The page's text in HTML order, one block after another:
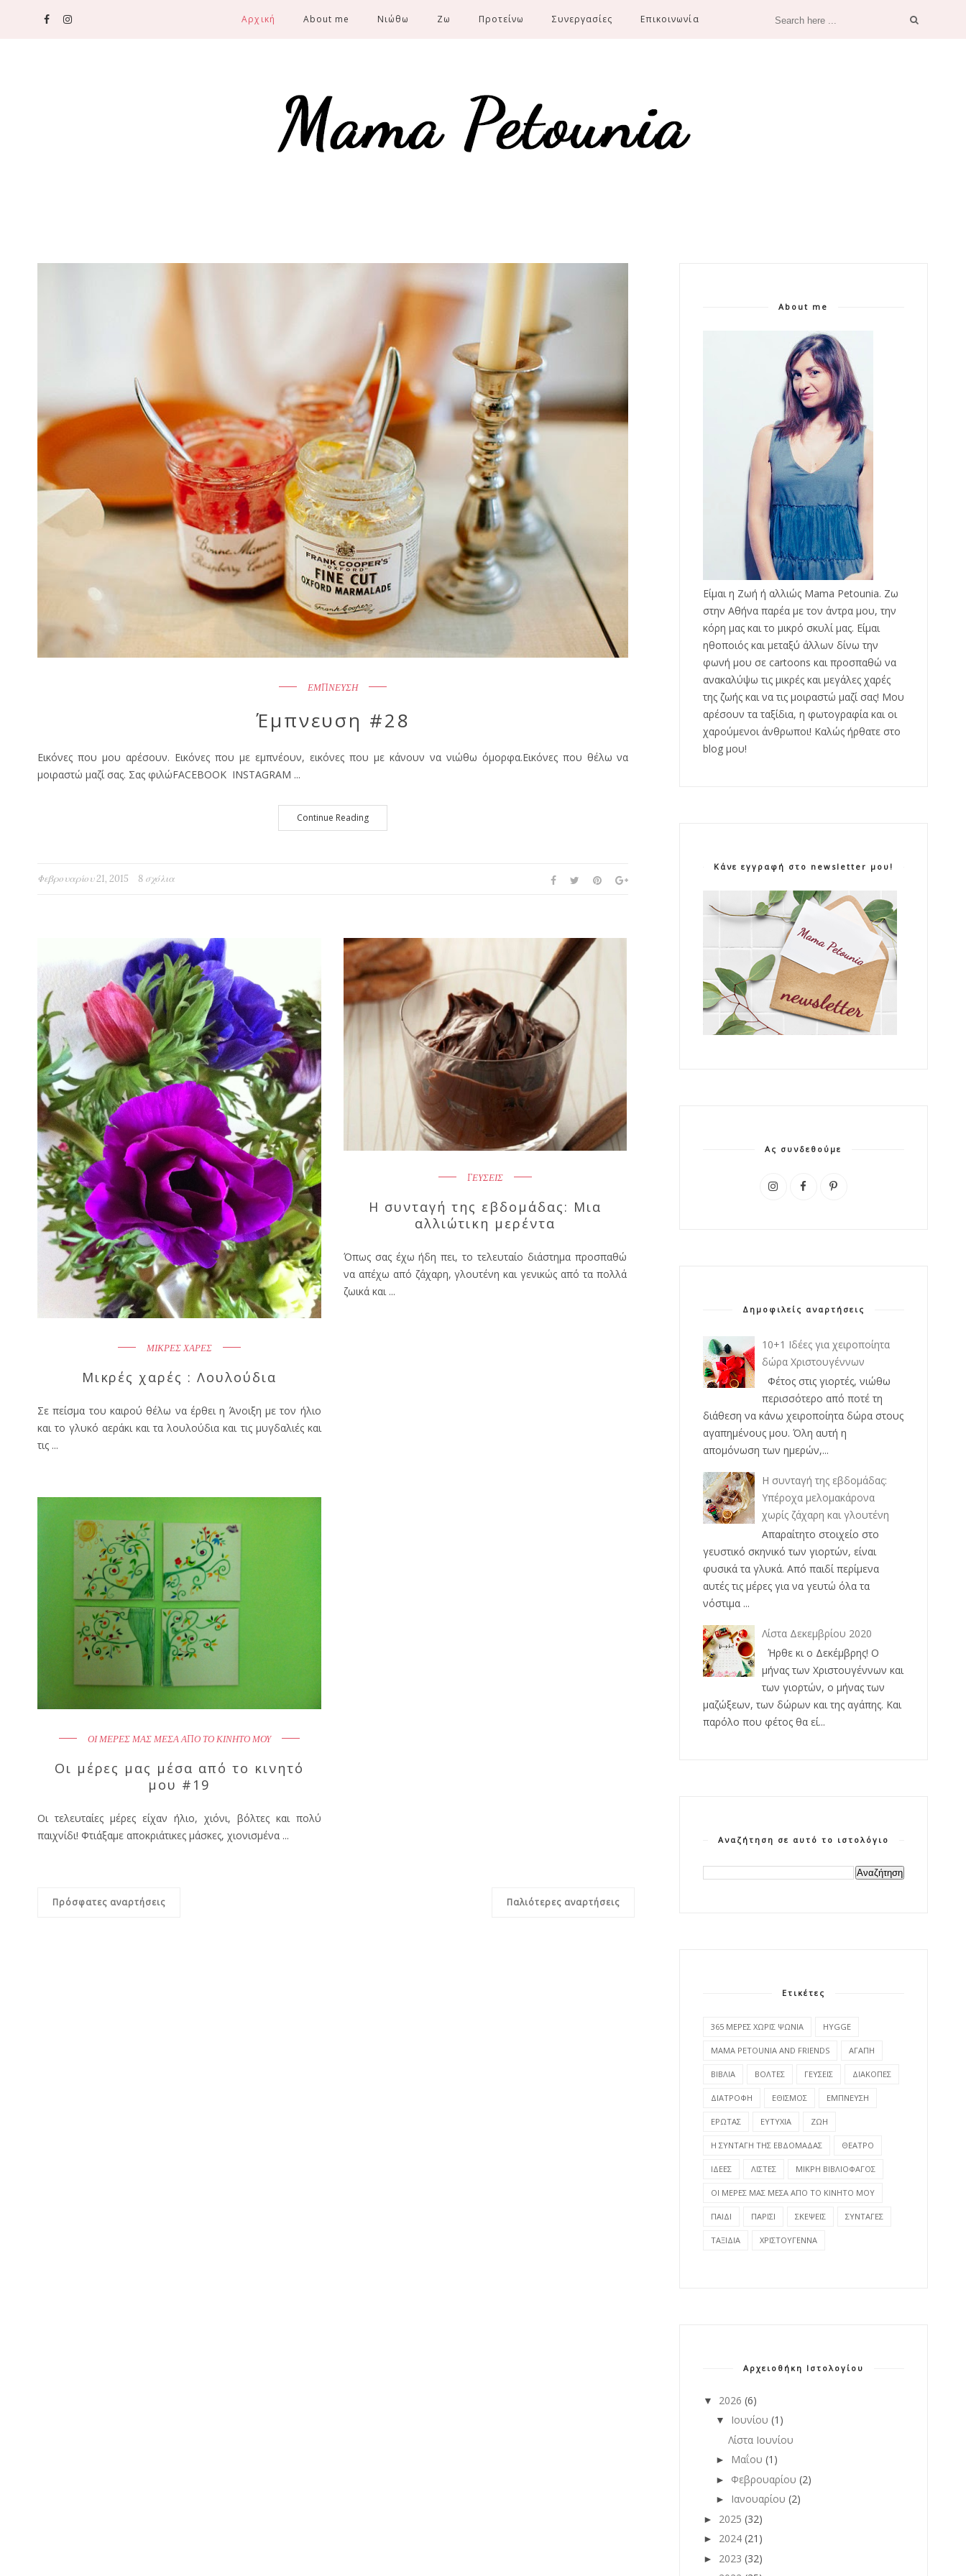
Αρχική About me Νιώθω Ζω Προτείνω Συνεργασίες Επικοινωνία
ΕΜΠΝΕΥΣΗ
Έμπνευση #28
Εικόνες που μου αρέσουν. Εικόνες που με εμπνέουν, εικόνες που με κάνουν να νιώθω όμορφα.Εικόνες που θέλω να
μοιραστώ μαζί σας. Σας φιλώFACEBOOK INSTAGRAM ...
Continue Reading
Φεβρουαρίου 21, 2015 8 σχόλια
ΜΙΚΡΕΣ ΧΑΡΕΣ
Μικρές χαρές : Λουλούδια
Σε πείσμα του καιρού θέλω να έρθει η Άνοιξη με τον ήλιο
και το γλυκό αεράκι και τα λουλούδια και τις μυγδαλιές και
τις ...
ΓΕΥΣΕΙΣ
Η συνταγή της εβδομάδας: Μια
αλλιώτικη μερέντα
Όπως σας έχω ήδη πει, το τελευταίο διάστημα προσπαθώ
να απέχω από ζάχαρη, γλουτένη και γενικώς από τα πολλά
ζωικά και ...
ΟΙ ΜΕΡΕΣ ΜΑΣ ΜΕΣΑ ΑΠΟ ΤΟ ΚΙΝΗΤΟ ΜΟΥ
Οι μέρες μας μέσα από το κινητό
μου #19
Οι τελευταίες μέρες είχαν ήλιο, χιόνι, βόλτες και πολύ
παιχνίδι! Φτιάξαμε αποκριάτικες μάσκες, χιονισμένα ...
Πρόσφατες αναρτήσεις Παλιότερες αναρτήσεις
About me
Είμαι η Ζωή ή αλλιώς Mama Petounia. Ζω
στην Αθήνα παρέα με τον άντρα μου, την
κόρη μας και το μικρό σκυλί μας. Είμαι
ηθοποιός και μεταξύ άλλων δίνω την
φωνή μου σε cartoons και προσπαθώ να
ανακαλύψω τις μικρές και μεγάλες χαρές
της ζωής και να τις μοιραστώ μαζί σας! Μου
αρέσουν τα ταξίδια, η φωτογραφία και οι
χαρούμενοι άνθρωποι! Καλώς ήρθατε στο
blog μου!
Κάνε εγγραφή στο newsletter μου!
Ας συνδεθούμε
Δημοφιλείς αναρτήσεις
10+1 Ιδέες για χειροποίητα
δώρα Χριστουγέννων
Φέτος στις γιορτές, νιώθω
περισσότερο από ποτέ τη
διάθεση να κάνω χειροποίητα δώρα στους
αγαπημένους μου. Όλη αυτή η
απομόνωση των ημερών,...
Η συνταγή της εβδομάδας:
Υπέροχα μελομακάρονα
χωρίς ζάχαρη και γλουτένη
Απαραίτητο στοιχείο στο
γευστικό σκηνικό των γιορτών, είναι
φυσικά τα γλυκά. Από παιδί περίμενα
αυτές τις μέρες για να γευτώ όλα τα
νόστιμα ...
Λίστα Δεκεμβρίου 2020
Ήρθε κι ο Δεκέμβρης! Ο
μήνας των Χριστουγέννων και
των γιορτών, ο μήνας των
μαζώξεων, των δώρων και της αγάπης. Και
παρόλο που φέτος θα εί...
Αναζήτηση σε αυτό το ιστολόγιο
Ετικέτες
365 ΜΕΡΕΣ ΧΩΡΙΣ ΨΩΝΙΑ HYGGE
MAMA PETOUNIA AND FRIENDS ΑΓΑΠΗ
ΒΙΒΛΙΑ ΒΟΛΤΕΣ ΓΕΥΣΕΙΣ ΔΙΑΚΟΠΕΣ
ΔΙΑΤΡΟΦΗ ΕΘΙΣΜΟΣ ΕΜΠΝΕΥΣΗ
ΕΡΩΤΑΣ ΕΥΤΥΧΙΑ ΖΩΗ
Η ΣΥΝΤΑΓΗ ΤΗΣ ΕΒΔΟΜΑΔΑΣ ΘΕΑΤΡΟ
ΙΔΕΕΣ ΛΙΣΤΕΣ ΜΙΚΡΗ ΒΙΒΛΙΟΦΑΓΟΣ
ΟΙ ΜΕΡΕΣ ΜΑΣ ΜΕΣΑ ΑΠΟ ΤΟ ΚΙΝΗΤΟ ΜΟΥ
ΠΑΙΔΙ ΠΑΡΙΣΙ ΣΚΕΨΕΙΣ ΣΥΝΤΑΓΕΣ
ΤΑΞΙΔΙΑ ΧΡΙΣΤΟΥΓΕΝΝΑ
Αρχειοθήκη Ιστολογίου
▼ 2026 (6)
▼ Ιουνίου (1)
Λίστα Ιουνίου
► Μαΐου (1)
► Φεβρουαρίου (2)
► Ιανουαρίου (2)
► 2025 (32)
► 2024 (21)
► 2023 (32)